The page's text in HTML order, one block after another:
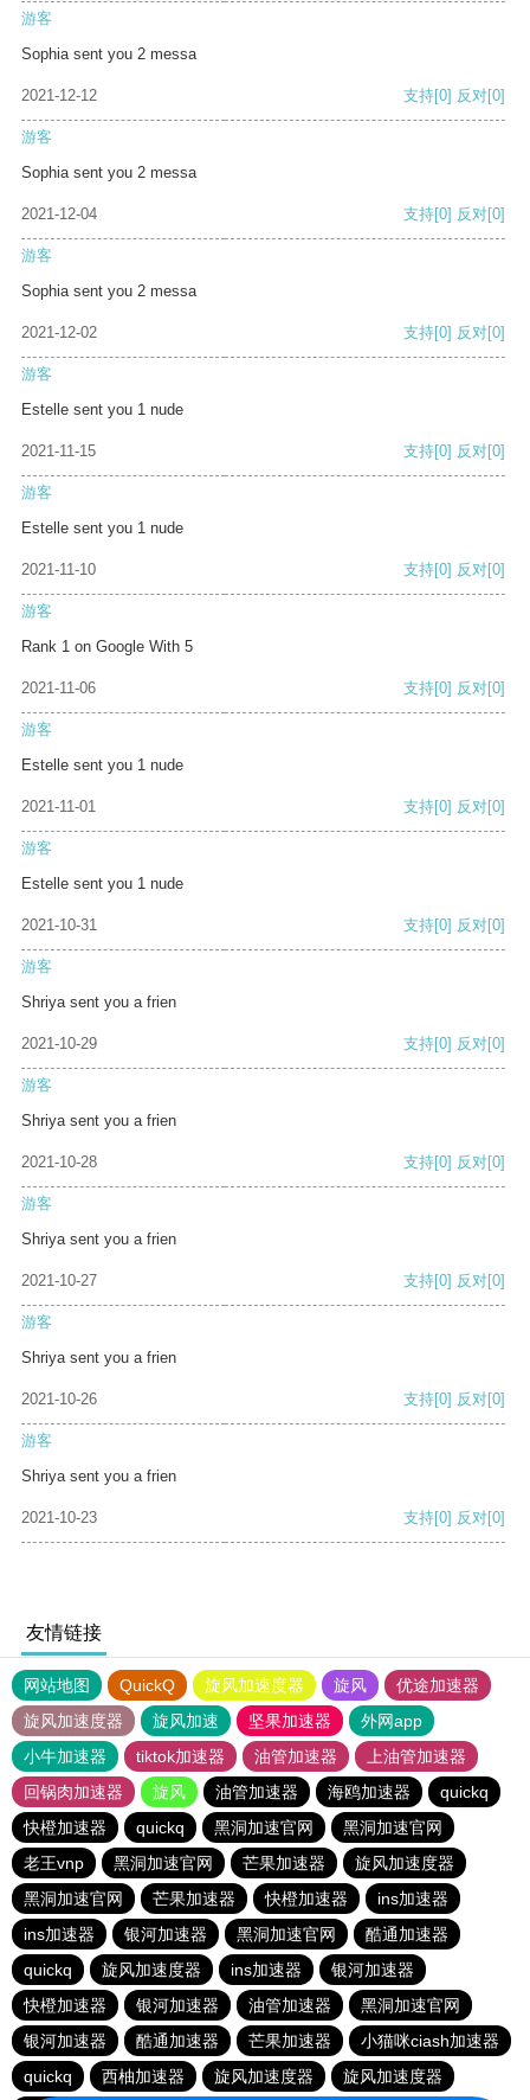
游客
Sophia sent you 2 messa
2021-12-12 支持[0] 反对[0]
游客
Sophia sent you 2 messa
2021-12-04 支持[0] 反对[0]
游客
Sophia sent you 2 messa
2021-12-02 支持[0] 反对[0]
游客
Estelle sent you 1 nude
2021-11-15 支持[0] 反对[0]
游客
Estelle sent you 1 nude
2021-11-10 支持[0] 反对[0]
游客
Rank 1 on Google With 5
2021-11-06 支持[0] 反对[0]
游客
Estelle sent you 1 nude
2021-11-01 支持[0] 反对[0]
游客
Estelle sent you 1 nude
2021-10-31 支持[0] 反对[0]
游客
Shriya sent you a frien
2021-10-29 支持[0] 反对[0]
游客
Shriya sent you a frien
2021-10-28 支持[0] 反对[0]
游客
Shriya sent you a frien
2021-10-27 支持[0] 反对[0]
游客
Shriya sent you a frien
2021-10-26 支持[0] 反对[0]
游客
Shriya sent you a frien
2021-10-23 支持[0] 反对[0]
友情链接
网站地图 QuickQ 旋风加速度器 旋风
优途加速器
旋风加速度器
旋风加速 坚果加速器
外网app
小牛加速器
tiktok加速器 油管加速器
上油管加速器
回锅肉加速器
旋风 油管加速器 海鸥加速器
quickq
快橙加速器
quickq 黑洞加速官网
黑洞加速官网
老王vnp
黑洞加速官网 芒果加速器
旋风加速度器
黑洞加速官网
芒果加速器 快橙加速器
ins加速器
ins加速器
银河加速器 黑洞加速官网
酷通加速器
quickq
旋风加速度器 ins加速器
银河加速器
快橙加速器
银河加速器 油管加速器
黑洞加速官网
银河加速器
酷通加速器 芒果加速器
小猫咪ciash加速器
quickq
西柚加速器 旋风加速度器 旋风加速度器